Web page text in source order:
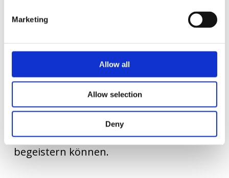
Marketing
Allow all
Allow selection
Deny
Geschichte bieten, die es hören will.
Kind hinein zu versetzen. Für mich selbst
mag die „Prinzessin auf der Erbse“ ein
Riesending sein. Das Kind, das sich grad
vor allem für Rittergeschichten
interessiert, wird sich schwer dafür
begeistern können.